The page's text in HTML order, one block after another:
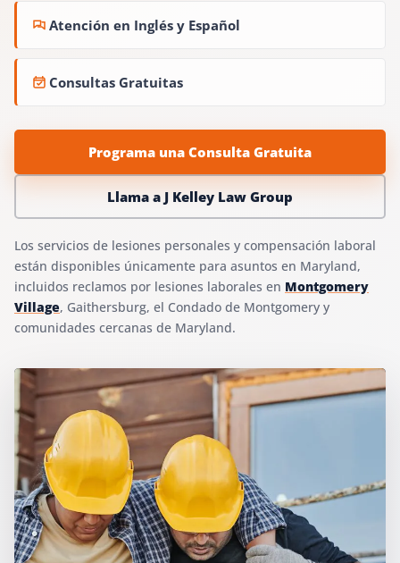
Atención en Inglés y Español
Consultas Gratuitas
Programa una Consulta Gratuita
Llama a J Kelley Law Group
Los servicios de lesiones personales y compensación laboral
están disponibles únicamente para asuntos en Maryland,
incluidos reclamos por lesiones laborales en Montgomery
Village, Gaithersburg, el Condado de Montgomery y
comunidades cercanas de Maryland.